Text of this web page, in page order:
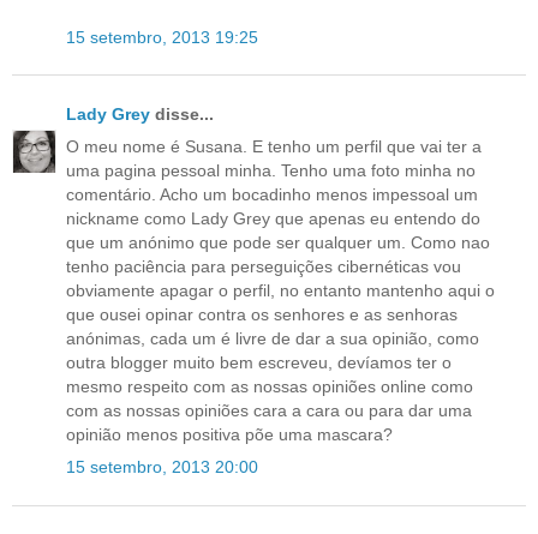
15 setembro, 2013 19:25
Lady Grey disse...
O meu nome é Susana. E tenho um perfil que vai ter a
uma pagina pessoal minha. Tenho uma foto minha no
comentário. Acho um bocadinho menos impessoal um
nickname como Lady Grey que apenas eu entendo do
que um anónimo que pode ser qualquer um. Como nao
tenho paciência para perseguições cibernéticas vou
obviamente apagar o perfil, no entanto mantenho aqui o
que ousei opinar contra os senhores e as senhoras
anónimas, cada um é livre de dar a sua opinião, como
outra blogger muito bem escreveu, devíamos ter o
mesmo respeito com as nossas opiniões online como
com as nossas opiniões cara a cara ou para dar uma
opinião menos positiva põe uma mascara?
15 setembro, 2013 20:00